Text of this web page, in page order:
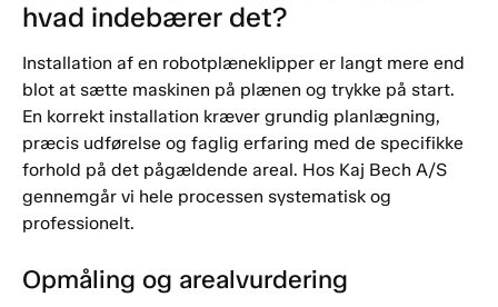
hvad indebærer det?
Installation af en robotplæneklipper er langt mere end
blot at sætte maskinen på plænen og trykke på start.
En korrekt installation kræver grundig planlægning,
præcis udførelse og faglig erfaring med de specifikke
forhold på det pågældende areal. Hos Kaj Bech A/S
gennemgår vi hele processen systematisk og
professionelt.
Opmåling og arealvurdering